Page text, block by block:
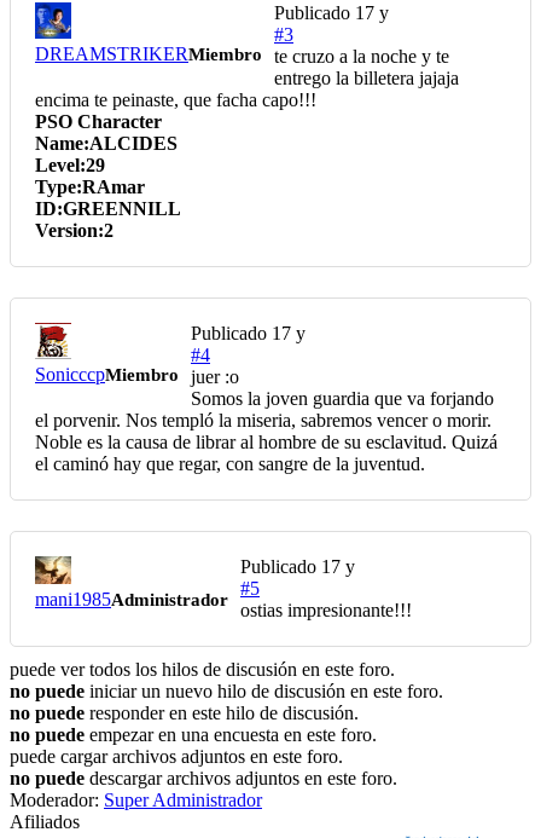
DREAMSTRIKERMiembro
Publicado 17 y
#3
te cruzo a la noche y te
entrego la billetera jajaja
encima te peinaste, que facha capo!!!
PSO Character
Name:ALCIDES
Level:29
Type:RAmar
ID:GREENNILL
Version:2
SonicccpMiembro
Publicado 17 y
#4
juer :o
Somos la joven guardia que va forjando
el porvenir. Nos templó la miseria, sabremos vencer o morir.
Noble es la causa de librar al hombre de su esclavitud. Quizá
el caminó hay que regar, con sangre de la juventud.
mani1985Administrador
Publicado 17 y
#5
ostias impresionante!!!
puede ver todos los hilos de discusión en este foro.
no puede iniciar un nuevo hilo de discusión en este foro.
no puede responder en este hilo de discusión.
no puede empezar en una encuesta en este foro.
puede cargar archivos adjuntos en este foro.
no puede descargar archivos adjuntos en este foro.
Moderador: Super Administrador
Afiliados